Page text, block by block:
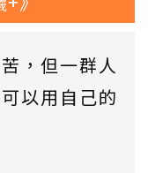
，但一群人
以用自己的